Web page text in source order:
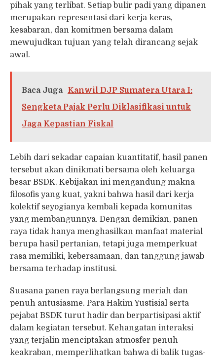
pihak yang terlibat. Setiap bulir padi yang dipanen
merupakan representasi dari kerja keras,
kesabaran, dan komitmen bersama dalam
mewujudkan tujuan yang telah dirancang sejak
awal.
Baca Juga
Kanwil DJP Sumatera Utara I:
Sengketa Pajak Perlu Diklasifikasi untuk
Jaga Kepastian Fiskal
Lebih dari sekadar capaian kuantitatif, hasil panen
tersebut akan dinikmati bersama oleh keluarga
besar BSDK. Kebijakan ini mengandung makna
filosofis yang kuat, yakni bahwa hasil dari kerja
kolektif seyogianya kembali kepada komunitas
yang membangunnya. Dengan demikian, panen
raya tidak hanya menghasilkan manfaat material
berupa hasil pertanian, tetapi juga memperkuat
rasa memiliki, kebersamaan, dan tanggung jawab
bersama terhadap institusi.
Suasana panen raya berlangsung meriah dan
penuh antusiasme. Para Hakim Yustisial serta
pejabat BSDK turut hadir dan berpartisipasi aktif
dalam kegiatan tersebut. Kehangatan interaksi
yang terjalin menciptakan atmosfer penuh
keakraban, memperlihatkan bahwa di balik tugas-